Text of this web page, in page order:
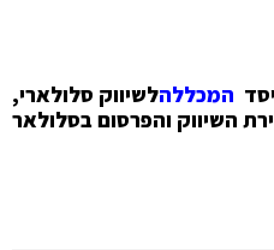
המכללהלשיווק סלולארי,
השיווק והפרסום בסלולאר